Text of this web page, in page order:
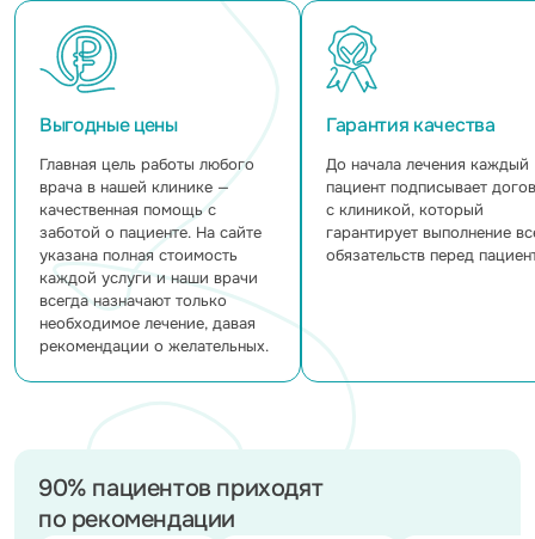
Выгодные цены
Главная цель работы любого
врача в нашей клинике —
качественная помощь с
заботой о пациенте. На сайте
указана полная стоимость
каждой услуги и наши врачи
всегда назначают только
необходимое лечение, давая
рекомендации о желательных.
Гарантия качества
До начала лечения каждый
пациент подписывает
с клиникой, который
гарантирует выполнение
обязательств перед
90% пациентов приходят
по рекомендации